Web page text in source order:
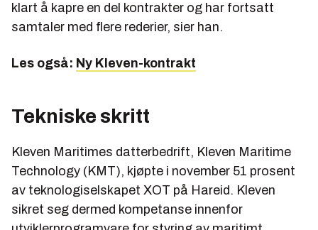
klart å kapre en del kontrakter og har fortsatt
samtaler med flere rederier, sier han.
Les også: Ny Kleven-kontrakt
Tekniske skritt
Kleven Maritimes datterbedrift, Kleven Maritime
Technology (KMT), kjøpte i november 51 prosent
av teknologiselskapet XOT på Hareid. Kleven
sikret seg dermed kompetanse innenfor